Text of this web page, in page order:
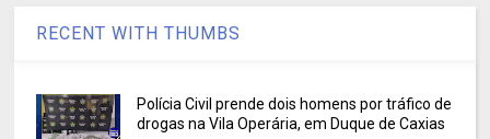
RECENT WITH THUMBS
Polícia Civil prende dois homens por tráfico de
drogas na Vila Operária, em Duque de Caxias